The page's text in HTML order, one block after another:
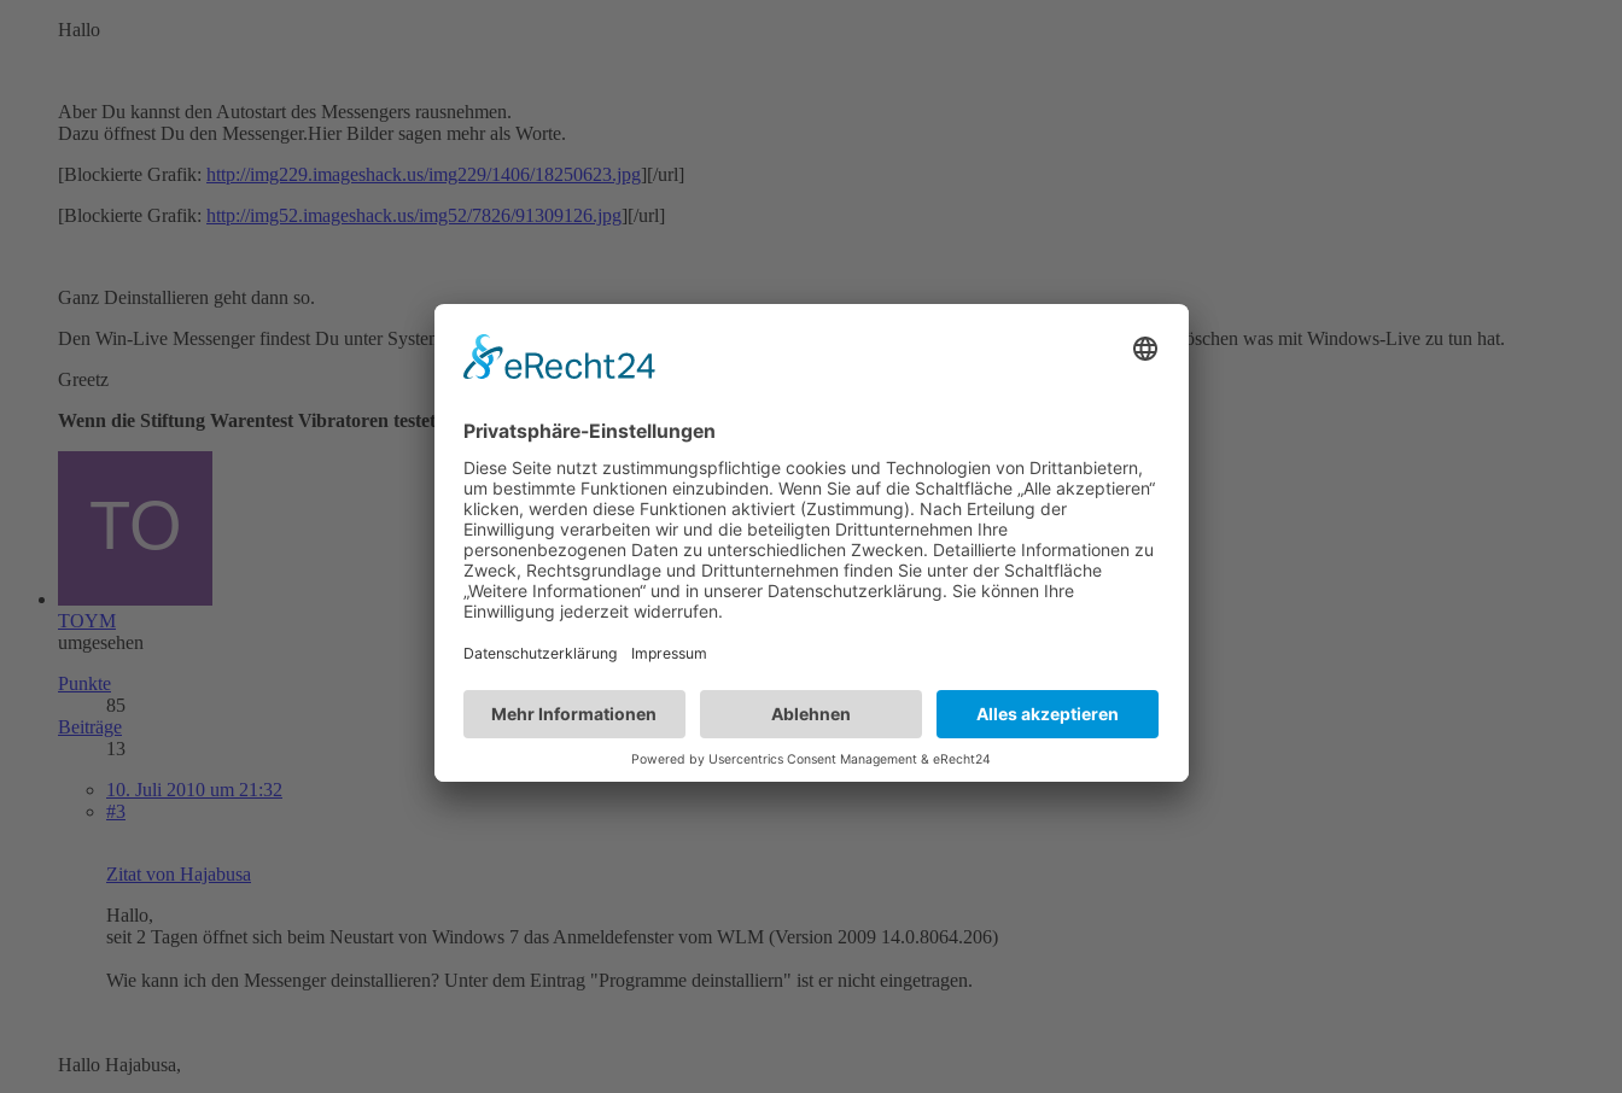
Hallo
Aber Du kannst den Autostart des Messengers rausnehmen.
Dazu öffnest Du den Messenger.Hier Bilder sagen mehr als Worte.
[Blockierte Grafik: http://img229.imageshack.us/img229/1406/18250623.jpg][/url]
[Blockierte Grafik: http://img52.imageshack.us/img52/7826/91309126.jpg][/url]
Ganz Deinstallieren geht dann so.
Den Win-Live Messenger findest Du unter Systemsteuerung - Programme/Funktionen -
. Unter diesem Eintrag kannst Du alles löschen was mit Windows-Live zu tun hat.
Greetz
Wenn die Stiftung Warentest Vibratoren testet, ist dann "befriedigend" besser als "gut"?
TOYM
umgesehen
Punkte
85
Beiträge
13
10. Juli 2010 um 21:32
#3
Zitat von Hajabusa
Hallo,
seit 2 Tagen öffnet sich beim Neustart von Windows 7 das Anmeldefenster vom WLM (Version 2009 14.0.8064.206)
Wie kann ich den Messenger deinstallieren? Unter dem Eintrag "Programme deinstalliern" ist er nicht eingetragen.
Hallo Hajabusa,